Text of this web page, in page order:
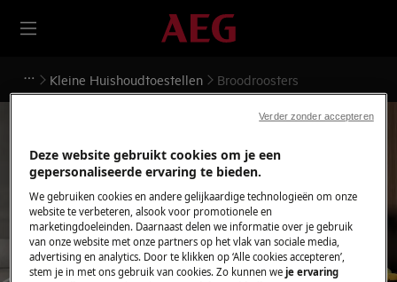
Kleine Huishoudtoestellen Broodroosters
Ondersteuning voor
Broodroosters
Deze website gebruikt cookies om je een
gepersonaliseerde ervaring te bieden.
We gebruiken cookies en andere gelijkaardige technologieën om onze
website te verbeteren, alsook voor promotionele en
marketingdoeleinden. Daarnaast delen we informatie over je gebruik
van onze website met onze partners op het vlak van sociale media,
advertising en analytics. Door te klikken op ‘Alle cookies accepteren’,
stem je in met ons gebruik van cookies. Zo kunnen weje ervaring
Verder zonder accepteren